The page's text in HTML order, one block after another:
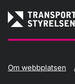
Om webbplatsen